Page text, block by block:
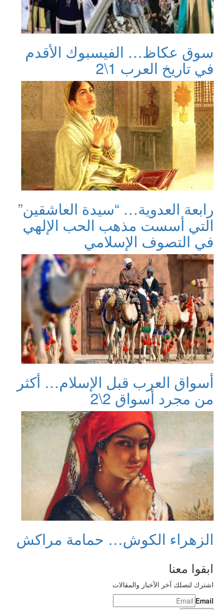
سوق عكاظ… الفيسبوك الأقدم
في تاريخ العرب 1\2
رابعة العدوية… “سيدة العاشقين”
التي أسست مذهب الحب الإلهي
في التصوف الإسلامي
أسواق العرب قبل الإسلام… أكثر
من مجرد أسواق 2\2
الزهراء الكوش… حمامة مراكش
ابقوا معنا
اشترك لتصلك آخر الأخبار والمقالات
Email